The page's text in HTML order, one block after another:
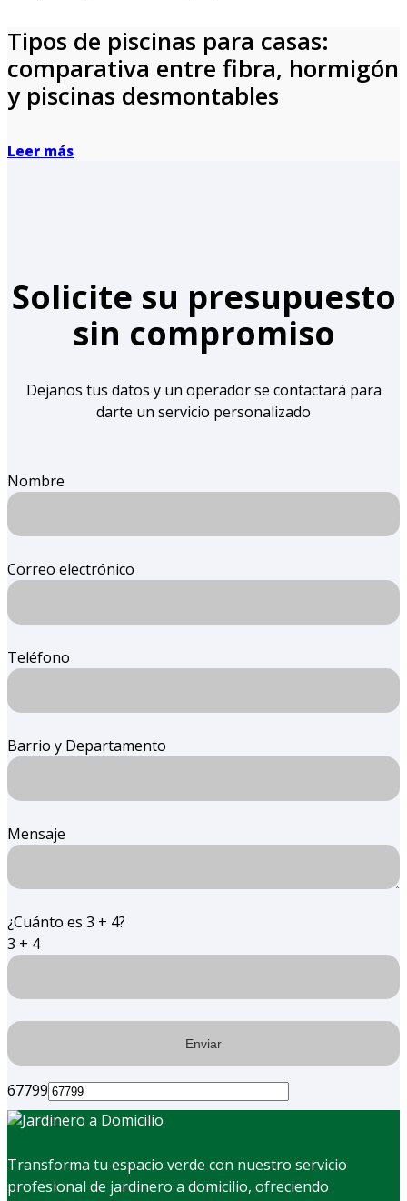
Tipos de piscinas para casas:
comparativa entre fibra, hormigón
y piscinas desmontables
Leer más
Solicite su presupuesto
sin compromiso
Dejanos tus datos y un operador se contactará para
darte un servicio personalizado
Nombre
Correo electrónico
Teléfono
Barrio y Departamento
Mensaje
¿Cuánto es 3 + 4?
3 + 4
67799
Transforma tu espacio verde con nuestro servicio
profesional de jardinero a domicilio, ofreciendo